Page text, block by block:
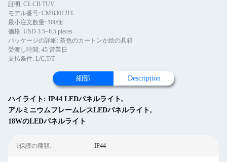
証明: CE CB TUV
モデル番号: CMB3012FL
最小注文数量: 100個
価格: USD 3.5~6.5 pieces
パッケージの詳細: 茶色のカートンか絵の具箱
受渡し時間: 45 営業日
支払条件: L/C,T/T
細部 Description
ハイライト: IP44 LEDパネルライト,
アルミニウムフレームレスLEDパネルライト,
18WのLEDパネルライト
1保護の種類: IP44